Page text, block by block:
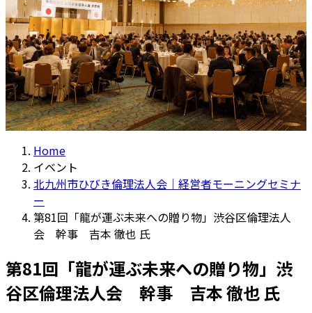
Home
イベント
北九州市ひびき倫理法人会｜経営者モーニングセミナ
ー
第81回「龍が運ぶ未来への贈り物」渋谷区倫理法人
会 幹事 吉本 徹也 氏
第81回「龍が運ぶ未来への贈り物」渋
谷区倫理法人会 幹事 吉本 徹也 氏